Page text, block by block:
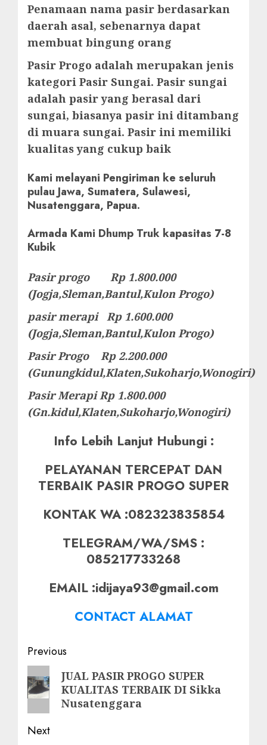
Penamaan nama pasir berdasarkan
daerah asal, sebenarnya dapat
membuat bingung orang
Pasir Progo adalah merupakan jenis
kategori Pasir Sungai. Pasir sungai
adalah pasir yang berasal dari
sungai, biasanya pasir ini ditambang
di muara sungai. Pasir ini memiliki
kualitas yang cukup baik
Kami melayani Pengiriman ke seluruh
pulau Jawa, Sumatera, Sulawesi,
Nusatenggara, Papua.
Armada Kami Dhump Truk kapasitas 7-8
Kubik
Pasir progo Rp 1.800.000
(Jogja,Sleman,Bantul,Kulon Progo)
pasir merapi Rp 1.600.000
(Jogja,Sleman,Bantul,Kulon Progo)
Pasir Progo Rp 2.200.000
(Gunungkidul,Klaten,Sukoharjo,Wonogiri)
Pasir Merapi Rp 1.800.000
(Gn.kidul,Klaten,Sukoharjo,Wonogiri)
Info Lebih Lanjut Hubungi :
PELAYANAN TERCEPAT DAN
TERBAIK PASIR PROGO SUPER
KONTAK WA :082323835854
TELEGRAM/WA/SMS :
085217733268
EMAIL :idijaya93@gmail.com
CONTACT ALAMAT
Post
navigation
Previous
Previous
post:
JUAL PASIR PROGO SUPER
KUALITAS TERBAIK DI Sikka
Nusatenggara
Next